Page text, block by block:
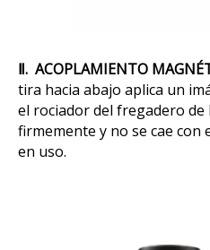
Ⅱ. ACOPLAMIENTO
tira hacia abajo aplica un
el rociador del fregadero de
firmemente y no se cae con
en uso.